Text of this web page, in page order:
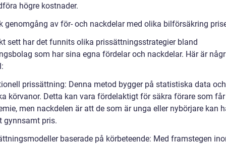
högre kostnader.
genomgång av för- och nackdelar med olika bilförsäkring
sett har det funnits olika prissättningsstrategier bland
som har sina egna fördelar och nackdelar. Här är
prissättning: Denna metod bygger på statistiska data och
körvanor. Detta kan vara fördelaktigt för säkra förare som
men nackdelen är att de som är unga eller nybörjare kan
gynnsamt pris.
baserade på körbeteende: Med framstegen